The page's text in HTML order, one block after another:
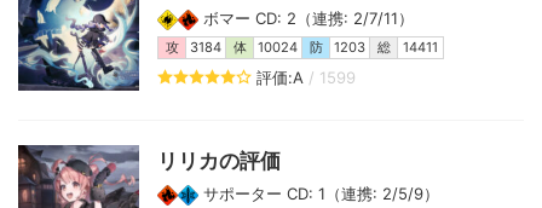
ボマー CD: 2（連携: 2/7/11）
攻 3184 体 10024 防 1203 総 14411
評価:A / 1599
リリカの評価
サポーター CD: 1（連携: 2/5/9）